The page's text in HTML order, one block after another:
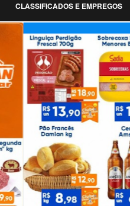
CLASSIFICADOS E EMPREGOS